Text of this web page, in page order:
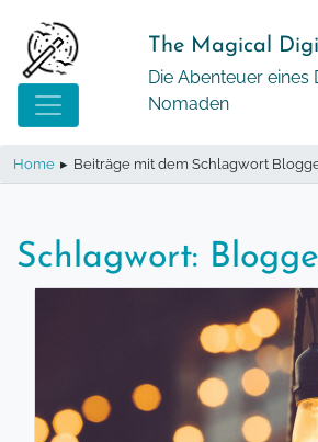
zum
Inhalt
The Magical
Die Abenteuer eines
Nomaden
Home ▸ Beiträge mit dem Schlagwort
Schlagwort: